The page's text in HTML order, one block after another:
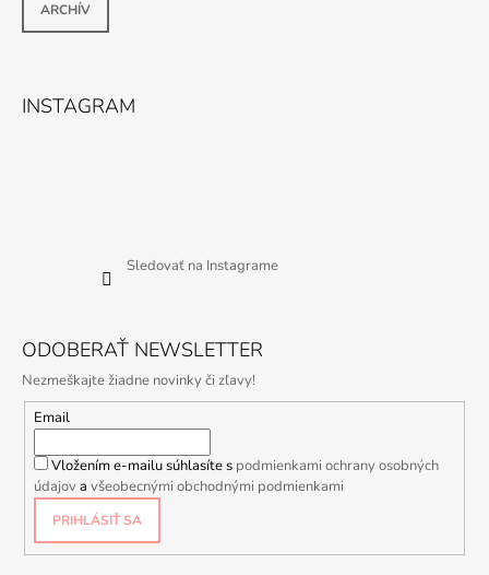
ARCHÍV
INSTAGRAM
Sledovať na Instagrame
ODOBERAŤ NEWSLETTER
Nezmeškajte žiadne novinky či zľavy!
Email
Vložením e-mailu súhlasíte s podmienkami ochrany osobných
údajovavšeobecnými obchodnými podmienkami
PRIHLÁSIŤ SA